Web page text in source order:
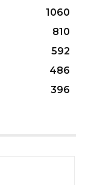
1060
810
592
486
396